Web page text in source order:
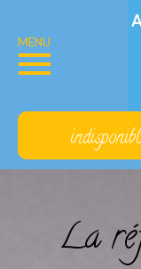
MENU
La